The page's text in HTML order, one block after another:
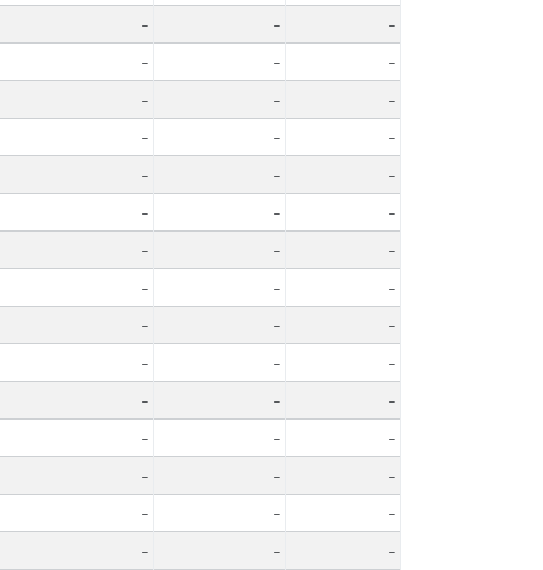
- -
-
- -
-
- -
-
- -
-
- -
-
- -
-
- -
-
- -
-
- -
-
- -
-
- -
-
- -
-
- -
-
- -
-
- -
-